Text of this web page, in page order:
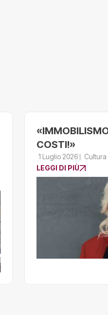
COSTI!»
1 Luglio 2026
Cultura
LEGGI DI PIÙ